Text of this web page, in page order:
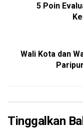
5 Poin
Wali Kota dan
Tinggalkan